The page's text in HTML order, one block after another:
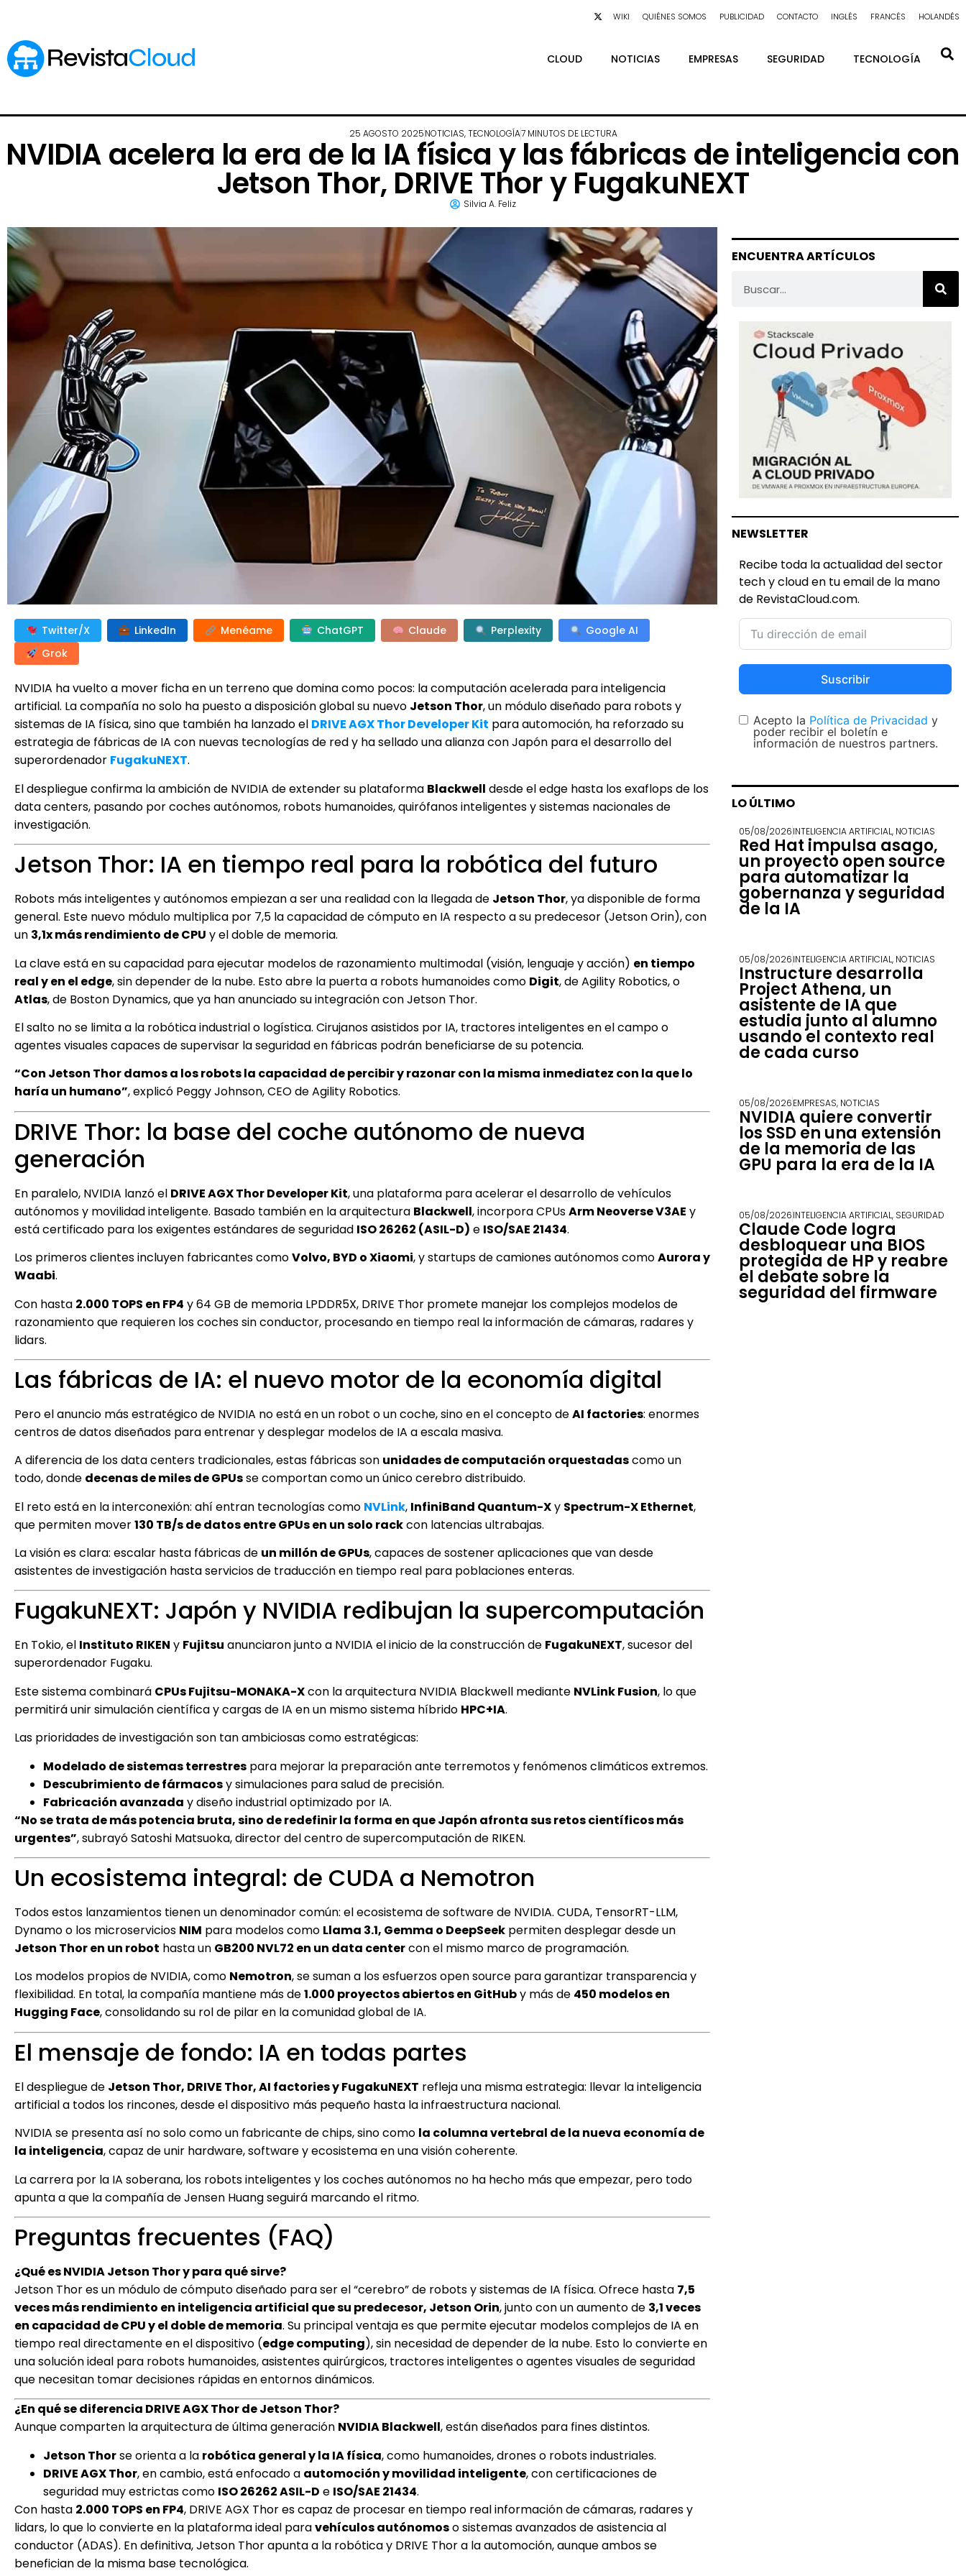
WIKI QUIÉNES SOMOS PUBLICIDAD CONTACTO INGLÉS FRANCÉS HOLANDÉS
CLOUD NOTICIAS EMPRESAS SEGURIDAD TECNOLOGÍA
25 AGOSTO 2025NOTICIAS,TECNOLOGÍA7 MINUTOS DE LECTURA
NVIDIA acelera la era de la IA física y las fábricas de inteligencia con
Jetson Thor, DRIVE Thor y FugakuNEXT
Silvia A. Feliz
Twitter/X LinkedIn Menéame ChatGPT Claude Perplexity
Google AI
Grok
NVIDIA ha vuelto a mover ficha en un terreno que domina como pocos: la computación acelerada para inteligencia
artificial. La compañía no solo ha puesto a disposición global su nuevo Jetson Thor, un módulo diseñado para robots y
sistemas de IA física, sino que también ha lanzado el DRIVE AGX Thor Developer Kit para automoción, ha reforzado su
estrategia de fábricas de IA con nuevas tecnologías de red y ha sellado una alianza con Japón para el desarrollo del
superordenador FugakuNEXT.
El despliegue confirma la ambición de NVIDIA de extender su plataforma Blackwell desde el edge hasta los exaflops de los
data centers, pasando por coches autónomos, robots humanoides, quirófanos inteligentes y sistemas nacionales de
investigación.
Jetson Thor: IA en tiempo real para la robótica del futuro
Robots más inteligentes y autónomos empiezan a ser una realidad con la llegada de Jetson Thor, ya disponible de forma
general. Este nuevo módulo multiplica por 7,5 la capacidad de cómputo en IA respecto a su predecesor (Jetson Orin), con
un 3,1x más rendimiento de CPU y el doble de memoria.
La clave está en su capacidad para ejecutar modelos de razonamiento multimodal (visión, lenguaje y acción) en tiempo
real y en el edge, sin depender de la nube. Esto abre la puerta a robots humanoides como Digit, de Agility Robotics, o
Atlas, de Boston Dynamics, que ya han anunciado su integración con Jetson Thor.
El salto no se limita a la robótica industrial o logística. Cirujanos asistidos por IA, tractores inteligentes en el campo o
agentes visuales capaces de supervisar la seguridad en fábricas podrán beneficiarse de su potencia.
“Con Jetson Thor damos a los robots la capacidad de percibir y razonar con la misma inmediatez con la que lo
haría un humano”, explicó Peggy Johnson, CEO de Agility Robotics.
DRIVE Thor: la base del coche autónomo de nueva
generación
En paralelo, NVIDIA lanzó el DRIVE AGX Thor Developer Kit, una plataforma para acelerar el desarrollo de vehículos
autónomos y movilidad inteligente. Basado también en la arquitectura Blackwell, incorpora CPUsArm Neoverse V3AE y
está certificado para los exigentes estándares de seguridad ISO 26262 (ASIL-D) e ISO/SAE 21434.
Los primeros clientes incluyen fabricantes comoVolvo, BYD o Xiaomi, y startups de camiones autónomos comoAurora y
Waabi.
Con hasta 2.000 TOPS en FP4 y 64 GB de memoria LPDDR5X, DRIVE Thor promete manejar los complejos modelos de
razonamiento que requieren los coches sin conductor, procesando en tiempo real la información de cámaras, radares y
lidars.
Las fábricas de IA: el nuevo motor de la economía digital
Pero el anuncio más estratégico de NVIDIA no está en un robot o un coche, sino en el concepto deAI factories: enormes
centros de datos diseñados para entrenar y desplegar modelos de IA a escala masiva.
A diferencia de los data centers tradicionales, estas fábricas son unidades de computación orquestadascomo un
todo, donde decenas de miles de GPUsse comportan como un único cerebro distribuido.
El reto está en la interconexión: ahí entran tecnologías como NVLink, InfiniBand Quantum-Xy Spectrum-X Ethernet,
que permiten mover130 TB/s de datos entre GPUs en un solo rackcon latencias ultrabajas.
La visión es clara: escalar hasta fábricas de un millón de GPUs, capaces de sostener aplicaciones que van desde
asistentes de investigación hasta servicios de traducción en tiempo real para poblaciones enteras.
FugakuNEXT: Japón y NVIDIA redibujan la supercomputación
En Tokio, el Instituto RIKEN y Fujitsu anunciaron junto a NVIDIA el inicio de la construcción de FugakuNEXT, sucesor del
superordenador Fugaku.
Este sistema combinará CPUs Fujitsu-MONAKA-Xcon la arquitectura NVIDIA Blackwell mediante NVLink Fusion, lo que
permitirá unir simulación científica y cargas de IA en un mismo sistema híbrido HPC+IA.
Las prioridades de investigación son tan ambiciosas como estratégicas:
Modelado de sistemas terrestres para mejorar la preparación ante terremotos y fenómenos climáticos extremos.
Descubrimiento de fármacosy simulaciones para salud de precisión.
Fabricación avanzada y diseño industrial optimizado por IA.
“No se trata de más potencia bruta, sino de redefinir la forma en que Japón afronta sus retos científicos más
urgentes”, subrayó Satoshi Matsuoka, director del centro de supercomputación de RIKEN.
Un ecosistema integral: de CUDA a Nemotron
Todos estos lanzamientos tienen un denominador común: el ecosistema de software de NVIDIA. CUDA, TensorRT-LLM,
Dynamo o los microservicios NIM para modelos como Llama 3.1, Gemma o DeepSeek permiten desplegar desde un
Jetson Thor en un robot hasta un GB200 NVL72 en un data centercon el mismo marco de programación.
Los modelos propios de NVIDIA, como Nemotron, se suman a los esfuerzos open source para garantizar transparencia y
flexibilidad. En total, la compañía mantiene más de1.000 proyectos abiertos en GitHuby más de 450 modelos en
Hugging Face, consolidando su rol de pilar en la comunidad global de IA.
El mensaje de fondo: IA en todas partes
El despliegue de Jetson Thor, DRIVE Thor, AI factories y FugakuNEXT refleja una misma estrategia: llevar la inteligencia
artificial a todos los rincones, desde el dispositivo más pequeño hasta la infraestructura nacional.
NVIDIA se presenta así no solo como un fabricante de chips, sino como la columna vertebral de la nueva economía de
la inteligencia, capaz de unir hardware, software y ecosistema en una visión coherente.
La carrera por la IA soberana, los robots inteligentes y los coches autónomos no ha hecho más que empezar, pero todo
apunta a que la compañía de Jensen Huang seguirá marcando el ritmo.
Preguntas frecuentes (FAQ)
¿Qué es NVIDIA Jetson Thor y para qué sirve?
Jetson Thor es un módulo de cómputo diseñado para ser el “cerebro” de robots y sistemas de IA física. Ofrece hasta 7,5
veces más rendimiento en inteligencia artificial que su predecesor, Jetson Orin, junto con un aumento de 3,1 veces
en capacidad de CPU y el doble de memoria. Su principal ventaja es que permite ejecutar modelos complejos de IA en
tiempo real directamente en el dispositivo (edge computing), sin necesidad de depender de la nube. Esto lo convierte en
una solución ideal para robots humanoides, asistentes quirúrgicos, tractores inteligentes o agentes visuales de seguridad
que necesitan tomar decisiones rápidas en entornos dinámicos.
¿En qué se diferencia DRIVE AGX Thor de Jetson Thor?
Aunque comparten la arquitectura de última generación NVIDIA Blackwell, están diseñados para fines distintos.
Jetson Thorse orienta a la robótica general y la IA física, como humanoides, drones o robots industriales.
DRIVE AGX Thor, en cambio, está enfocado a automoción y movilidad inteligente, con certificaciones de
seguridad muy estrictas como ISO 26262 ASIL-D e ISO/SAE 21434.
Con hasta 2.000 TOPS en FP4, DRIVE AGX Thor es capaz de procesar en tiempo real información de cámaras, radares y
lidars, lo que lo convierte en la plataforma ideal paravehículos autónomoso sistemas avanzados de asistencia al
conductor (ADAS). En definitiva, Jetson Thor apunta a la robótica y DRIVE Thor a la automoción, aunque ambos se
benefician de la misma base tecnológica.
ENCUENTRA ARTÍCULOS
NEWSLETTER
Recibe toda la actualidad del sector
tech y cloud en tu email de la mano
de RevistaCloud.com.
Suscribir
Acepto la Política de Privacidad y
poder recibir el boletín e
información de nuestros partners.
LO ÚLTIMO
05/08/2026INTELIGENCIA ARTIFICIAL, NOTICIAS
Red Hat impulsa asago,
un proyecto open source
para automatizar la
gobernanza y seguridad
de la IA
05/08/2026INTELIGENCIA ARTIFICIAL, NOTICIAS
Instructure desarrolla
Project Athena, un
asistente de IA que
estudia junto al alumno
usando el contexto real
de cada curso
05/08/2026EMPRESAS, NOTICIAS
NVIDIA quiere convertir
los SSD en una extensión
de la memoria de las
GPU para la era de la IA
05/08/2026INTELIGENCIA ARTIFICIAL, SEGURIDAD
Claude Code logra
desbloquear una BIOS
protegida de HP y reabre
el debate sobre la
seguridad del firmware